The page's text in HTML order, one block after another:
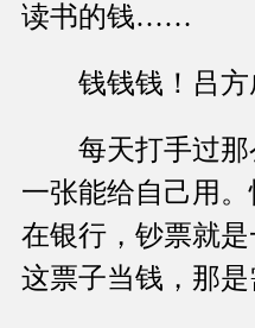
读书的钱……
钱钱钱！吕方
每天打手过那
一张能给自己用。
在银行，钞票就
这票子当钱，那是